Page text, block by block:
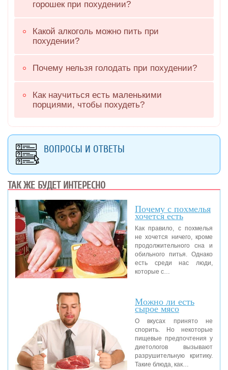
горошек при похудении?
Какой алкоголь можно пить при
похудении?
Почему нельзя голодать при похудении?
Как научиться есть маленькими
порциями, чтобы похудеть?
ВОПРОСЫ И ОТВЕТЫ
ТАК ЖЕ БУДЕТ ИНТЕРЕСНО
Почему с похмелья
хочется есть
Как правило, с похмелья
не хочется ничего, кроме
продолжительного сна и
обильного питья. Однако
есть среди нас люди,
которые с…
Можно ли есть
сырое мясо
О вкусах принято не
спорить. Но некоторые
пищевые предпочтения у
диетологов вызывают
разрушительную критику.
Такие блюда, как…